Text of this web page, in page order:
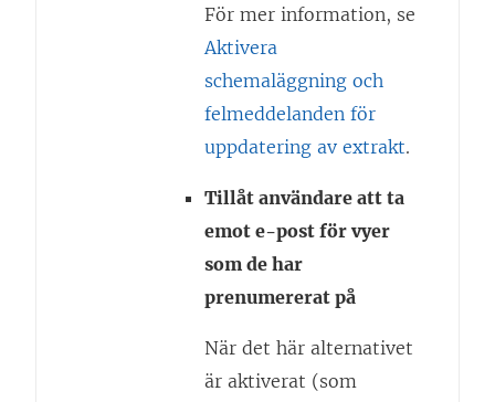
För mer information, se
Aktivera
schemaläggning och
felmeddelanden för
uppdatering av extrakt.
Tillåt användare att ta
emot e-post för vyer
som de har
prenumererat på
När det här alternativet
är aktiverat (som